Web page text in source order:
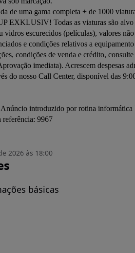
de uma gama completa + de 1000
EXKLUSIV! Todas as viaturas são alvo
vidros escurecidos (películas), valores
e condições relativos a
condições de venda e crédito,
imediata). Acrescem despesas
do nosso Call Center, disponível das
Anúncio introduzido por rotina informática
2026 às 18:00
básicas